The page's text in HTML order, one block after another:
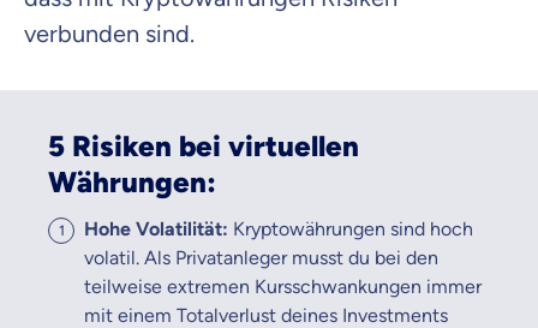
verbunden sind.
5 Risiken bei virtuellen
Währungen:
Hohe Volatilität: Kryptowährungen sind hoch
volatil. Als Privatanleger musst du bei den
teilweise extremen Kursschwankungen immer
mit einem Totalverlust deines Investments